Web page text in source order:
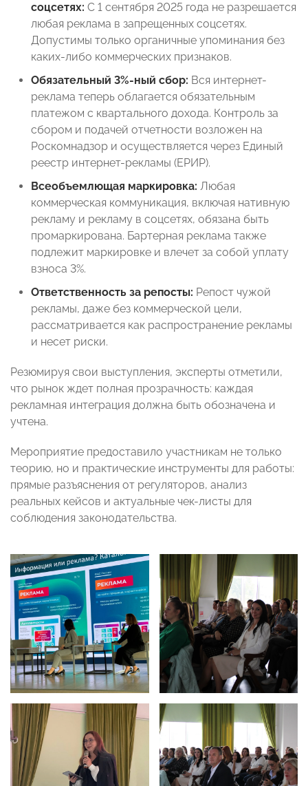
соцсетях: С 1 сентября 2025 года не разрешается
любая реклама в запрещенных соцсетях.
Допустимы только органичные упоминания без
каких-либо коммерческих признаков.
Обязательный 3%-ный сбор: Вся интернет-
реклама теперь облагается обязательным
платежом с квартального дохода. Контроль за
сбором и подачей отчетности возложен на
Роскомнадзор и осуществляется через Единый
реестр интернет-рекламы (ЕРИР).
Всеобъемлющая маркировка: Любая
коммерческая коммуникация, включая нативную
рекламу и рекламу в соцсетях, обязана быть
промаркирована. Бартерная реклама также
подлежит маркировке и влечет за собой уплату
взноса 3%.
Ответственность за репосты: Репост чужой
рекламы, даже без коммерческой цели,
рассматривается как распространение рекламы
и несет риски.
Резюмируя свои выступления, эксперты отметили,
что рынок ждет полная прозрачность: каждая
рекламная интеграция должна быть обозначена и
учтена.
Мероприятие предоставило участникам не только
теорию, но и практические инструменты для работы:
прямые разъяснения от регуляторов, анализ
реальных кейсов и актуальные чек-листы для
соблюдения законодательства.